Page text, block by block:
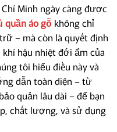
Minh ngày càng được
quần áo gỗ không chỉ
– mà còn là quyết định
hậu nhiệt đới ẩm của
tôi hiểu điều này và
dẫn toàn diện – từ
quản lâu dài – để bạn
chất lượng, và sử dụng